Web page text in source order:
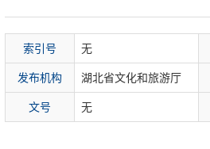
索引号 无
发布机构 湖北省文化和旅游厅
文号 无